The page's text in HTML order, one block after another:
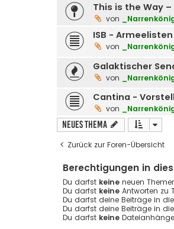
This is the Way
von
ISB -
von
Galaktischer
von
Cantina -
von
Neues Thema
Zurück zur Foren-Übersicht
Berechtigungen in
Du darfst keine neuen
Du darfst keine Antworten zu
Du darfst deine Beiträge in
Du darfst deine Beiträge in
Du darfst keine